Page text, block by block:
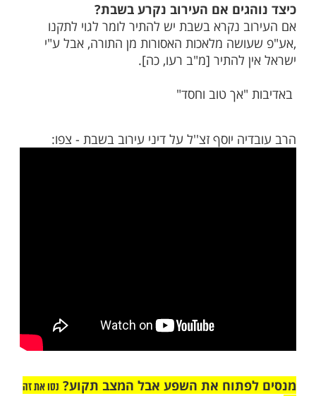
יש להם על מה שיסמוכו, ולדעת הרבה
לפי דעת מרן אפשר להקל. וכן כתבו גאוני
לנו דין רשות הרבים בזמן הזה, ולפיכך
צורת הפתח מועיל לטלטל ברשות הרבים
אלא שהחרד לדבר ה' ונמנע לגמרי מלטלטל
לו מטפחת או סידור וכיוצא בזה, ואפילו
יוסף זצ''ל על דיני עירוב בשבת - צפו: